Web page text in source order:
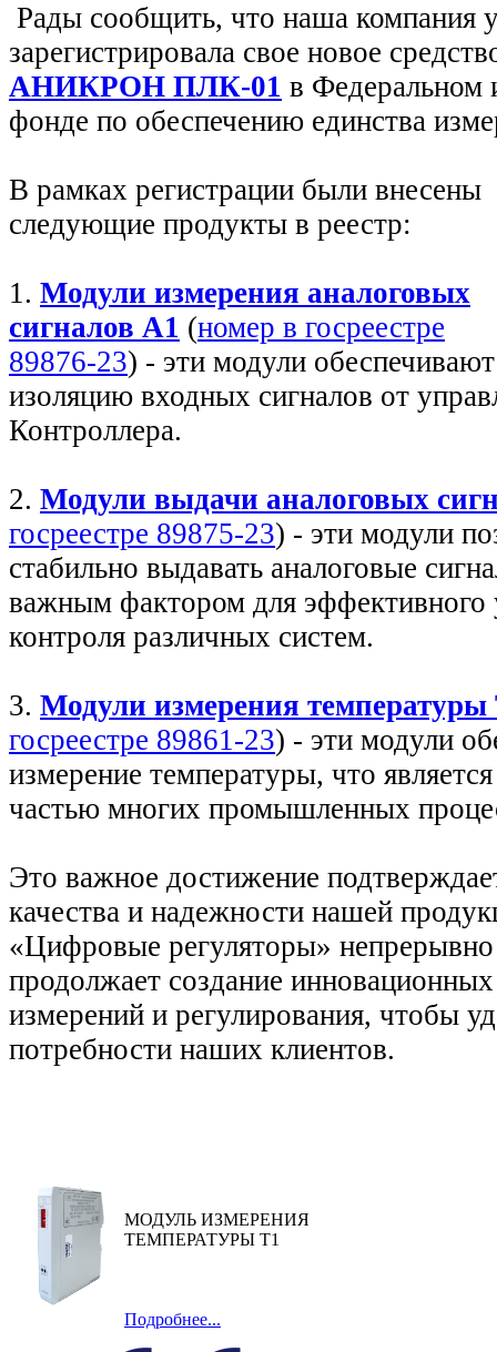
Рады сообщить, что наша компания
зарегистрировала свое новое
АНИКРОН ПЛК-01 в
фонде по обеспечению единства
В рамках регистрации были внесены
следующие продукты в реестр:
1. Модули измерения аналоговых
сигналов A1 (номер в госреестре
89876-23) - эти модули
изоляцию входных сигналов от
Контроллера.
2. Модули выдачи аналоговых
госреестре 89875-23) - эти модули
стабильно выдавать аналоговые
важным фактором для эффективного
контроля различных систем.
3. Модули измерения температуры
госреестре 89861-23) - эти модули
измерение температуры, что
частью многих промышленных
Это важное достижение
качества и надежности нашей
«Цифровые регуляторы» непрерывно
продолжает создание
измерений и регулирования, чтобы
потребности наших клиентов.
МОДУЛЬ ИЗМЕРЕНИЯ
ТЕМПЕРАТУРЫ Т1
Подробнее...